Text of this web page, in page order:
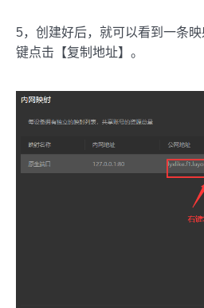
5，创建好后，就可以看到一条
键点击【复制地址】。